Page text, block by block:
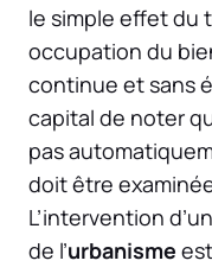
le simple effet du
occupation du
continue et sans
capital de noter
pas
doit être
L’intervention d’un
de l’urbanisme